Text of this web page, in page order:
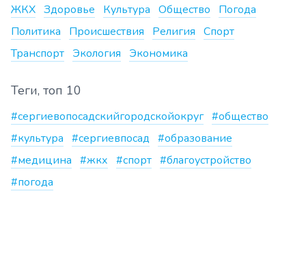
ЖКХ Здоровье Культура Общество
Погода
Политика
Происшествия Религия Спорт
Транспорт Экология Экономика
Теги, топ 10
#сергиевопосадскийгородскойокруг #общество
#культура #сергиевпосад #образование
#медицина #жкх #спорт #благоустройство
#погода